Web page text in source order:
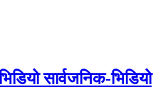
सार्वजनिक-भिडियो